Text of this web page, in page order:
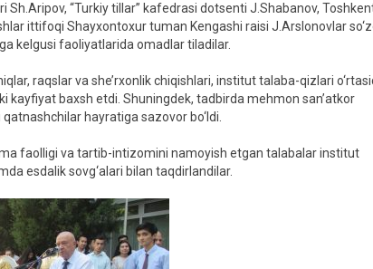
“Turkiy tillar” kafedrasi dotsenti J.Shabanov,
ittifoqi Shayxontoxur tuman Kengashi raisi J.Arslonovlar
kelgusi faoliyatlarida omadlar tiladilar.
raqslar va she’rxonlik chiqishlari, institut talaba-qizlari
kayfiyat baxsh etdi. Shuningdek, tadbirda mehmon san’atkor
hayratiga sazovor bo‘ldi.
faolligi va tartib-intizomini namoyish etgan talabalar institut
esdalik sovg‘alari bilan taqdirlandilar.